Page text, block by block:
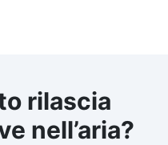
rilascia
nell’aria?